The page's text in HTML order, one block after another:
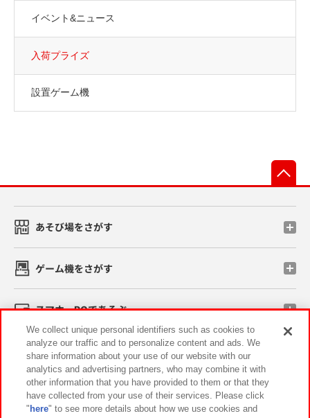
イベント&ニュース
入荷プライズ
設置ゲーム機
あそび場をさがす
ゲーム機をさがす
スマホ・PCであそぶ
イベント・キャンペーン
We collect unique personal identifiers such as cookies to
analyze our traffic and to personalize content and ads. We
share information about your use of our website with our
analytics and advertising partners, who may combine it with
other information that you have provided to them or that they
have collected from your use of their services. Please click
" here" to see more details about how we use cookies and